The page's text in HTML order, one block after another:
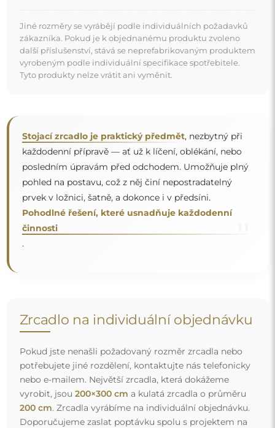
Zrcadlo na individuální objednávku
vyrobit, jsou200×300 cma kulatá zrcadla o průměru
200 cm. Zrcadla vyrábíme na individuální objednávku.
Doporučujeme zaslat poptávku spolu s projektem na
e-mailovou adresu:
zrcadla@alfaram.cz.
objednané zrcadlo dorazilo zcela bezpečně do vašich
rukou, a to úplně zdarma. Disponujeme vlastním vozovým
parkem a vyškoleným personálem, díky čemuž vám
můžeme zaručit, že zrcadlo dorazí v neporušeném stavu,
bez dodatečných nákladů. I když si objednáte zrcadlo
velkých rozměrů, můžete počítat s rychlým doručením.
Podívejte se, jak balíme naše zrcadla.